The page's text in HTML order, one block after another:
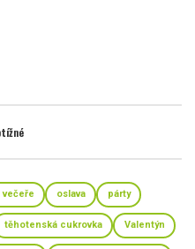
večeře oslava párty
těhotenská cukrovka Valentýn